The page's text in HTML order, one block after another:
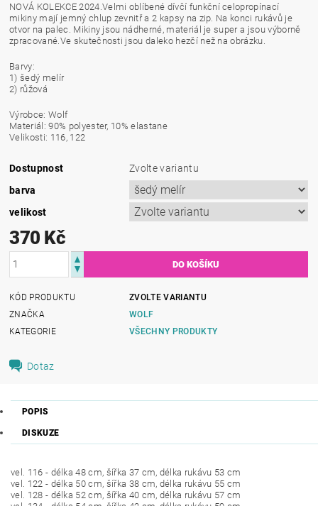
NOVÁ KOLEKCE 2024.Velmi oblíbené dívčí funkční celopropínací
mikiny mají jemný chlup zevnitř a 2 kapsy na zip. Na konci rukávů je
otvor na palec. Mikiny jsou nádherné, materiál je super a jsou výborně
zpracované.Ve skutečnosti jsou daleko hezčí než na obrázku.
Barvy:
1) šedý melír
2) růžová
Výrobce: Wolf
Materiál: 90% polyester, 10% elastane
Velikosti: 116, 122
Dostupnost
Zvolte variantu
barva
velikost
370 Kč
KÓD PRODUKTU
ZVOLTE VARIANTU
ZNAČKA
WOLF
KATEGORIE
VŠECHNY PRODUKTY
Dotaz
POPIS
DISKUZE
vel. 116 - délka 48 cm, šířka 37 cm, délka rukávu 53 cm
vel. 122 - délka 50 cm, šířka 38 cm, délka rukávu 55 cm
vel. 128 - délka 52 cm, šířka 40 cm, délka rukávu 57 cm